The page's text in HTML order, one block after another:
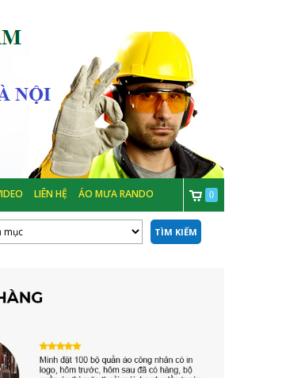
LIÊN HỆ ÁO MƯA RANDO 0
TÌM KIẾM